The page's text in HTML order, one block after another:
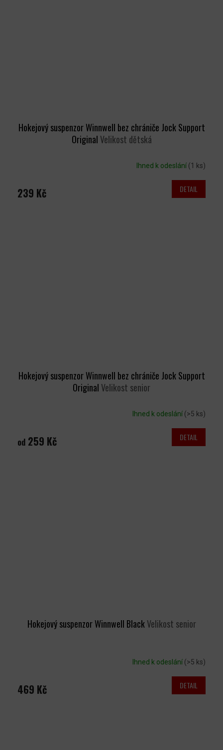
Hokejový suspenzor Winnwell bez chrániče Jock Support
Original Velikost dětská
Ihned k odeslání (1 ks)
239 Kč DETAIL
Hokejový suspenzor Winnwell bez chrániče Jock Support
Original Velikost senior
Ihned k odeslání (>5 ks)
od 259 Kč DETAIL
Hokejový suspenzor Winnwell BlackVelikost senior
Ihned k odeslání (>5 ks)
469 Kč DETAIL